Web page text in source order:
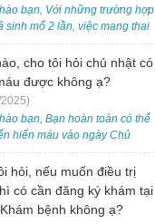
bạn, Với những trường hợp
sinh mổ 2 lần, việc mang thai
3 vẫn có thể thực hiện được.
Bệnh viện, chúng tôi đã tiếp
và hỗ trợ nhiều thai phụ có
cầu tương tự.
cho tôi hỏi chủ nhật có
được không ạ?
bạn, Bạn hoàn toàn có thể
hiến máu vào ngày Chủ
hỏi, nếu muốn điều trị
có cần đăng ký khám tại
bệnh không ạ?